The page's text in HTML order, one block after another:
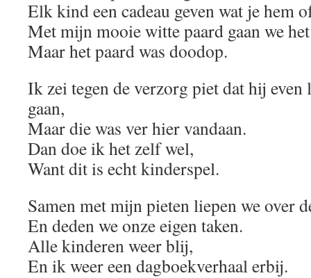
Elk kind een cadeau geven wat je hem
Met mijn mooie witte paard gaan we
Maar het paard was doodop.
Ik zei tegen de verzorg piet dat hij even
gaan,
Maar die was ver hier vandaan.
Dan doe ik het zelf wel,
Want dit is echt kinderspel.
Samen met mijn pieten liepen we over
En deden we onze eigen taken.
Alle kinderen weer blij,
En ik weer een dagboekverhaal erbij.